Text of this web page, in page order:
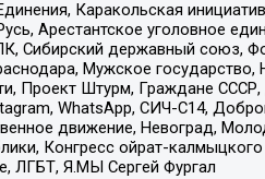
Каракольская
Арестантское уголовное
Сибирский державный
Мужское
Проект Штурм, Граждане
WhatsApp, СИЧ-С14,
движение, Невоград,
Конгресс ойрат-
ЛГБТ, Я.МЫ Сергей Фургал